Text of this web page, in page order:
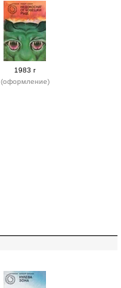
1983 г
(оформление)